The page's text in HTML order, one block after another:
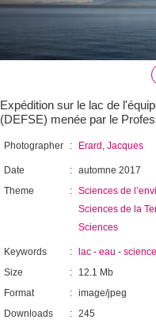
Expédition sur le lac de
(DEFSE) menée par le
Photographer : Erard, Jacques
Date : automne 2017
Theme
: Sciences de
Sciences de la
Sciences
Keywords : lac - eau - science
Size
:
12.1 Mb
Format
: image/jpeg
Downloads
: 245